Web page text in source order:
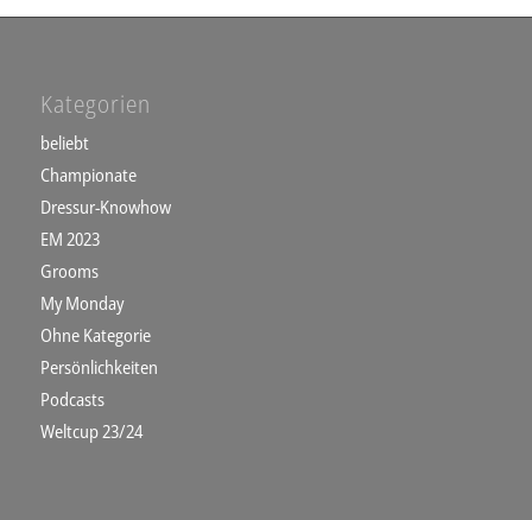
Kategorien
beliebt
Championate
Dressur-Knowhow
EM 2023
Grooms
My Monday
Ohne Kategorie
Persönlichkeiten
Podcasts
Weltcup 23/24